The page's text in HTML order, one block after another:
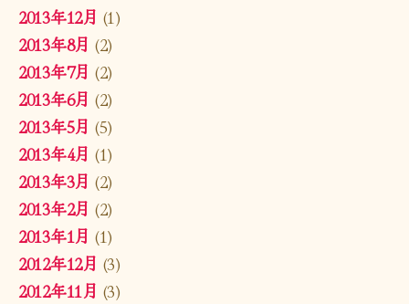
2013年12月 (1)
2013年8月 (2)
2013年7月 (2)
2013年6月 (2)
2013年5月 (5)
2013年4月 (1)
2013年3月 (2)
2013年2月 (2)
2013年1月 (1)
2012年12月 (3)
2012年11月 (3)